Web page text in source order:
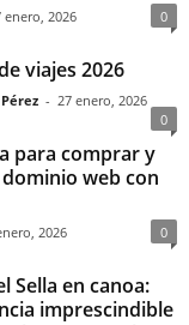
enero, 2026 0
viajes 2026
- 27 enero, 2026
0
para comprar y
web con
2026 0
Sella en canoa:
imprescindible